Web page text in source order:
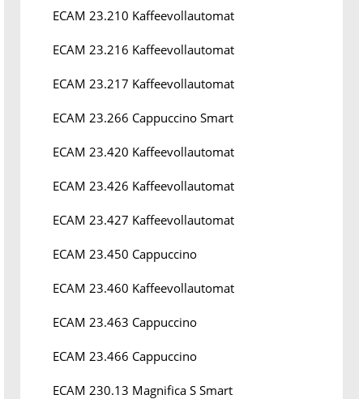
ECAM 23.210 Kaffeevollautomat
ECAM 23.216 Kaffeevollautomat
ECAM 23.217 Kaffeevollautomat
ECAM 23.266 Cappuccino Smart
ECAM 23.420 Kaffeevollautomat
ECAM 23.426 Kaffeevollautomat
ECAM 23.427 Kaffeevollautomat
ECAM 23.450 Cappuccino
ECAM 23.460 Kaffeevollautomat
ECAM 23.463 Cappuccino
ECAM 23.466 Cappuccino
ECAM 230.13 Magnifica S Smart